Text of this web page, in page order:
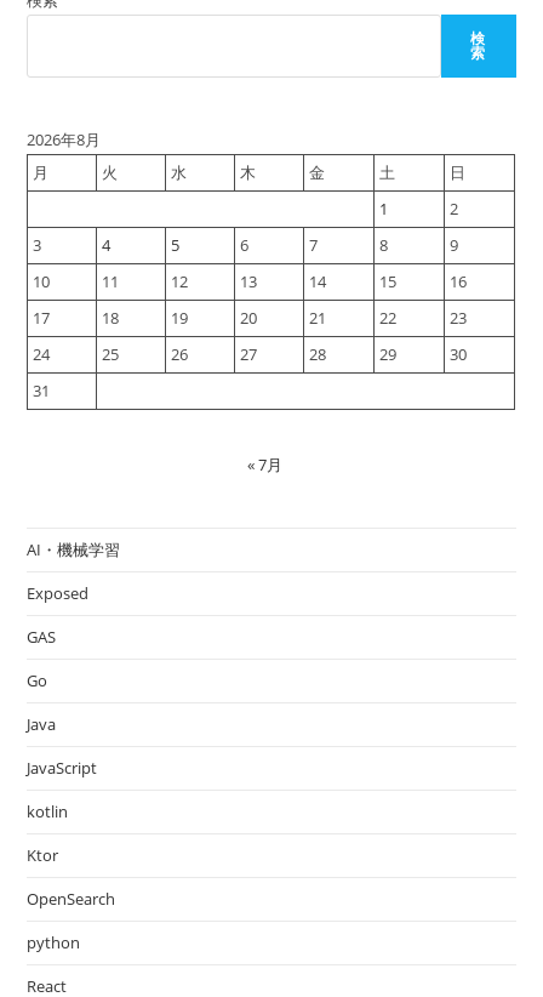
ー
検
索
2026年8月
月
火 水 木 金 土
日
1
2
3
4 5 6 7 8
9
10
11 12 13 14 15
16
17
18 19 20 21 22
23
24
25 26 27 28 29
30
31
« 7月
AI・機械学習
Exposed
GAS
Go
Java
JavaScript
kotlin
Ktor
OpenSearch
python
React